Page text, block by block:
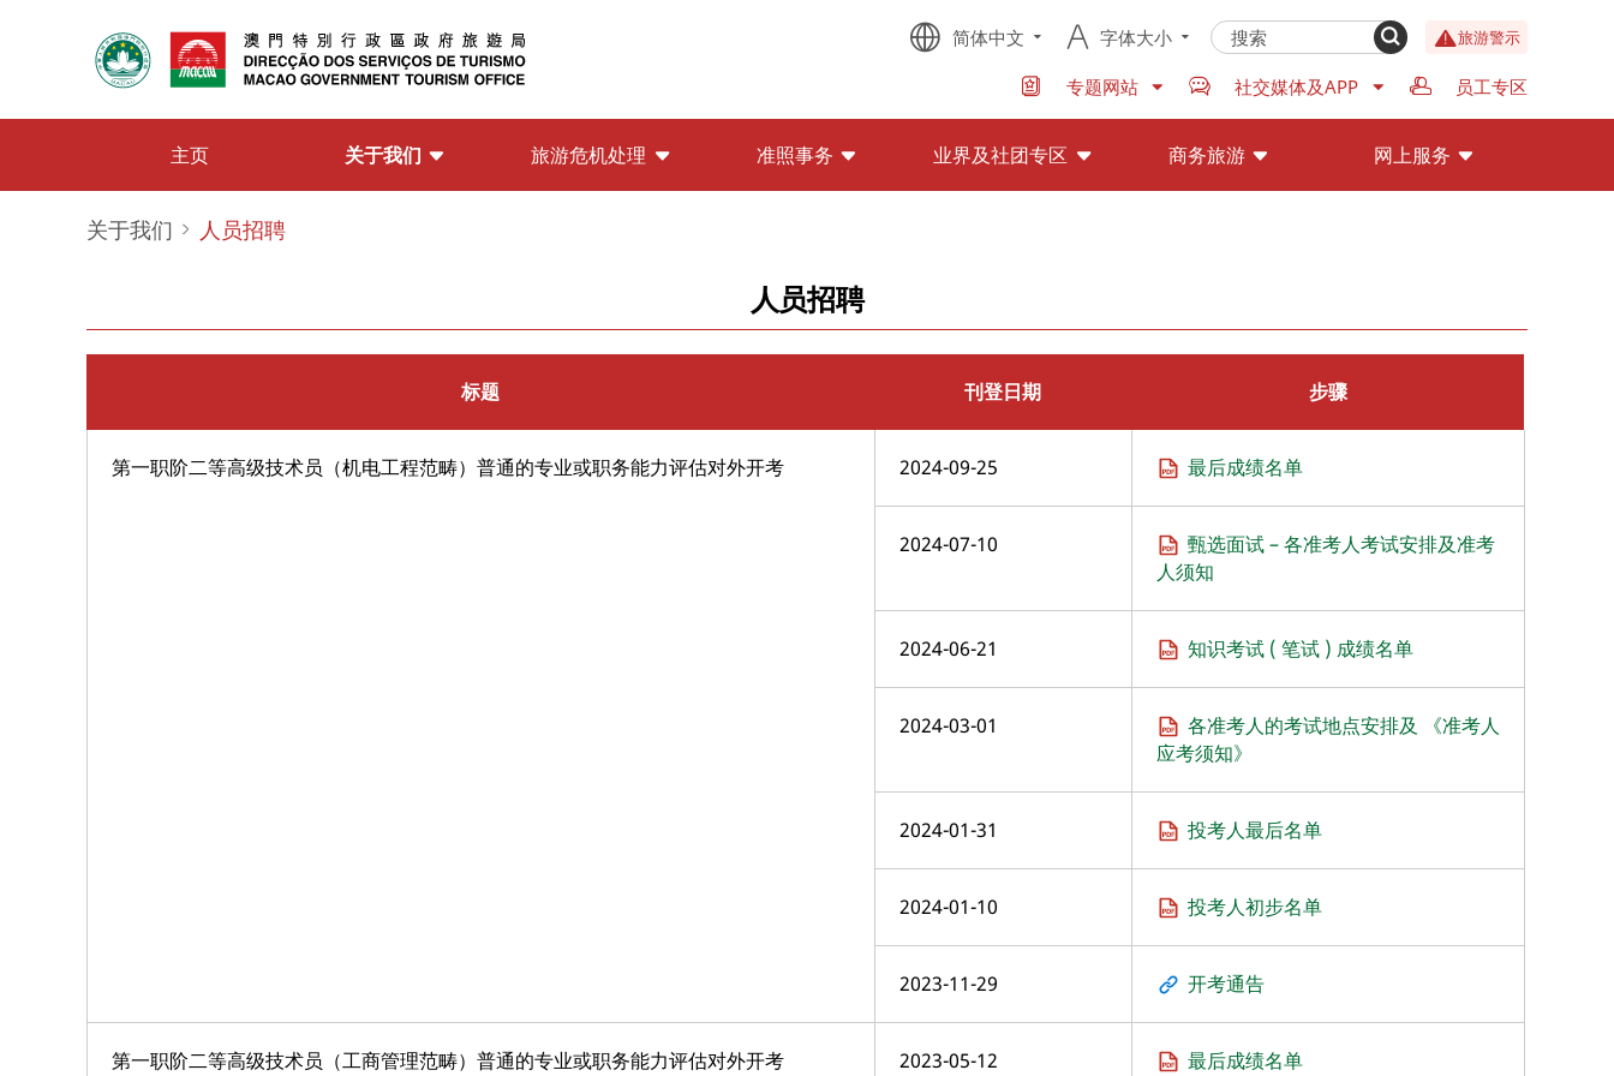
简体中文 字体大小 旅游警示
专题网站 社交媒体及APP 员工专区
主页 关于我们 旅游危机处理 准照事务 业界及社团专区 商务旅游 网上服务
关于我们 人员招聘
人员招聘
标题 刊登日期 步骤
第一职阶二等高级技术员（机电工程范畴）普通的专业或职务能力评估对外开考 2024-09-25 最后成绩名单
2024-07-10
甄选面试 – 各准考人考试安排及准考
人须知
2024-06-21 知识考试 ( 笔试 ) 成绩名单
2024-03-01
各准考人的考试地点安排及 《准考人
应考须知》
2024-01-31 投考人最后名单
2024-01-10 投考人初步名单
2023-11-29 开考通告
第一职阶二等高级技术员（工商管理范畴）普通的专业或职务能力评估对外开考 2023-05-12 最后成绩名单